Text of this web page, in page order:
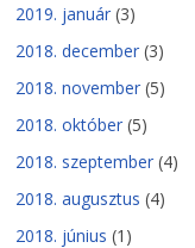
2019. január (3)
2018. december (3)
2018. november (5)
2018. október (5)
2018. szeptember (4)
2018. augusztus (4)
2018. június (1)